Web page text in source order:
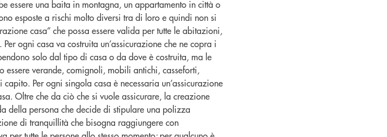
essere una baita in montagna, un appartamento in città o
esposte a rischi molto diversi tra di loro e quindi non si
casa” che possa essere valida per tutte le abitazioni,
ogni casa va costruita un’assicurazione che ne copra i
solo dal tipo di casa o da dove è costruita, ma le
verande, comignoli, mobili antichi, casseforti,
Per ogni singola casa è necessaria un’assicurazione
Oltre che da ciò che si vuole assicurare, la creazione
della persona che decide di stipulare una polizza
di tranquillità che bisogna raggiungere con